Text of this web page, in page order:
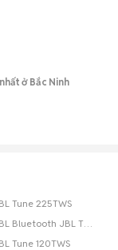
ở Bắc Ninh
Tune 225TWS
Tai Nghe JBL Bluetooth JBL T115BT
Tune 120TWS